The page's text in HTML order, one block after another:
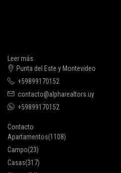
Leer más
Punta del Este y Montevideo
+59899170152
contacto@alpharealtors.uy
+59899170152
Contacto
Apartamentos(1108)
Campo(23)
Casas(317)